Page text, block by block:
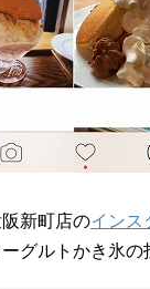
新町店のインス
グルトかき氷の